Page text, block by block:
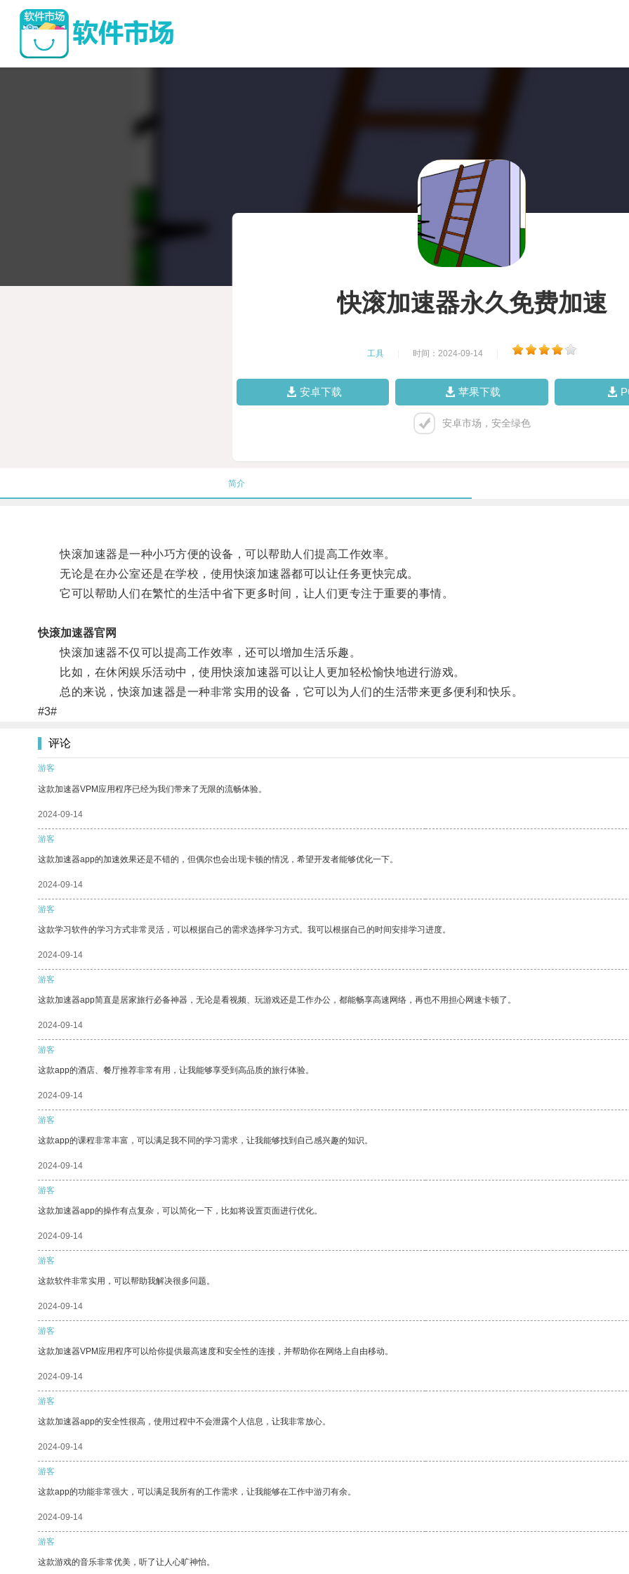
快滚加速器永久免费加速
工具 时间：2024-09-14
安卓下载 苹果下载
安卓市场，安全绿色
简介
快滚加速器是一种小巧方便的设备，可以帮助人们提高工作效率。
无论是在办公室还是在学校，使用快滚加速器都可以让任务更快完成。
它可以帮助人们在繁忙的生活中省下更多时间，让人们更专注于重要的事情。
快滚加速器官网
快滚加速器不仅可以提高工作效率，还可以增加生活乐趣。
比如，在休闲娱乐活动中，使用快滚加速器可以让人更加轻松愉快地进行游戏。
总的来说，快滚加速器是一种非常实用的设备，它可以为人们的生活带来更多便利和快乐。
#3#
评论
游客
这款加速器VPM应用程序已经为我们带来了无限的流畅体验。
2024-09-14
游客
这款加速器app的加速效果还是不错的，但偶尔也会出现卡顿的情况，希望开发者能够优化一下。
2024-09-14
游客
这款学习软件的学习方式非常灵活，可以根据自己的需求选择学习方式。我可以根据自己的时间安排学习进度。
2024-09-14
游客
这款加速器app简直是居家旅行必备神器，无论是看视频、玩游戏还是工作办公，都能畅享高速网络，再也不用担心网速卡顿了。
2024-09-14
游客
这款app的酒店、餐厅推荐非常有用，让我能够享受到高品质的旅行体验。
2024-09-14
游客
这款app的课程非常丰富，可以满足我不同的学习需求，让我能够找到自己感兴趣的知识。
2024-09-14
游客
这款加速器app的操作有点复杂，可以简化一下，比如将设置页面进行优化。
2024-09-14
游客
这款软件非常实用，可以帮助我解决很多问题。
2024-09-14
游客
这款加速器VPM应用程序可以给你提供最高速度和安全性的连接，并帮助你在网络上自由移动。
2024-09-14
游客
这款加速器app的安全性很高，使用过程中不会泄露个人信息，让我非常放心。
2024-09-14
游客
这款app的功能非常强大，可以满足我所有的工作需求，让我能够在工作中游刃有余。
2024-09-14
游客
这款游戏的音乐非常优美，听了让人心旷神怡。